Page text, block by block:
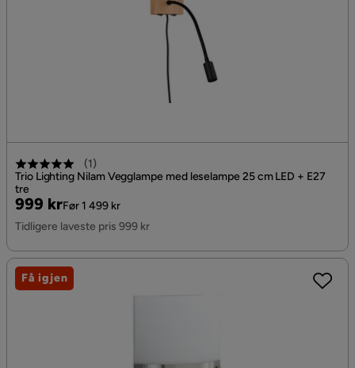
(1)
Trio Lighting Nilam Vegglampe med leselampe 25 cm LED + E27
tre
Pris
999 kr
Original
Pris
Før 1 499 kr
Tidligere laveste pris 999 kr
Få igjen